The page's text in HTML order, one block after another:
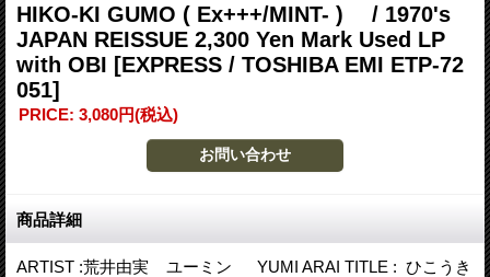
HIKO-KI GUMO ( Ex+++/MINT- ) / 1970's
JAPAN REISSUE 2,300 Yen Mark Used LP
with OBI [EXPRESS / TOSHIBA EMI ETP-72
051]
PRICE: 3,080円(税込)
商品詳細
ARTIST :荒井由実 ユーミン YUMI ARAI TITLE : ひこうき